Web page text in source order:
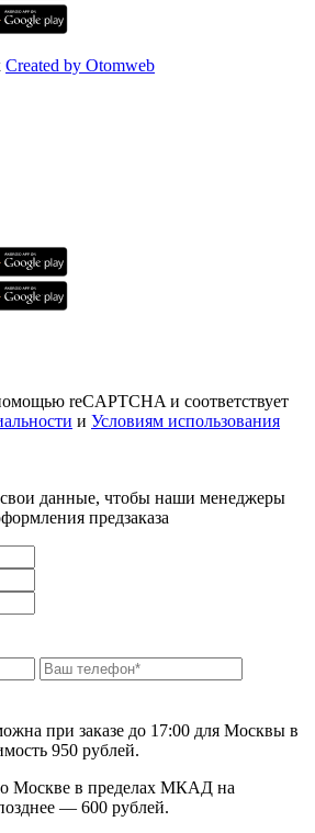
Created by Otomweb
reCAPTCHA и соответствует
и Условиям использования
свои данные, чтобы наши менеджеры
предзаказа
при заказе до 17:00 для Москвы в
950 рублей.
Москве в пределах МКАД на
— 600 рублей.